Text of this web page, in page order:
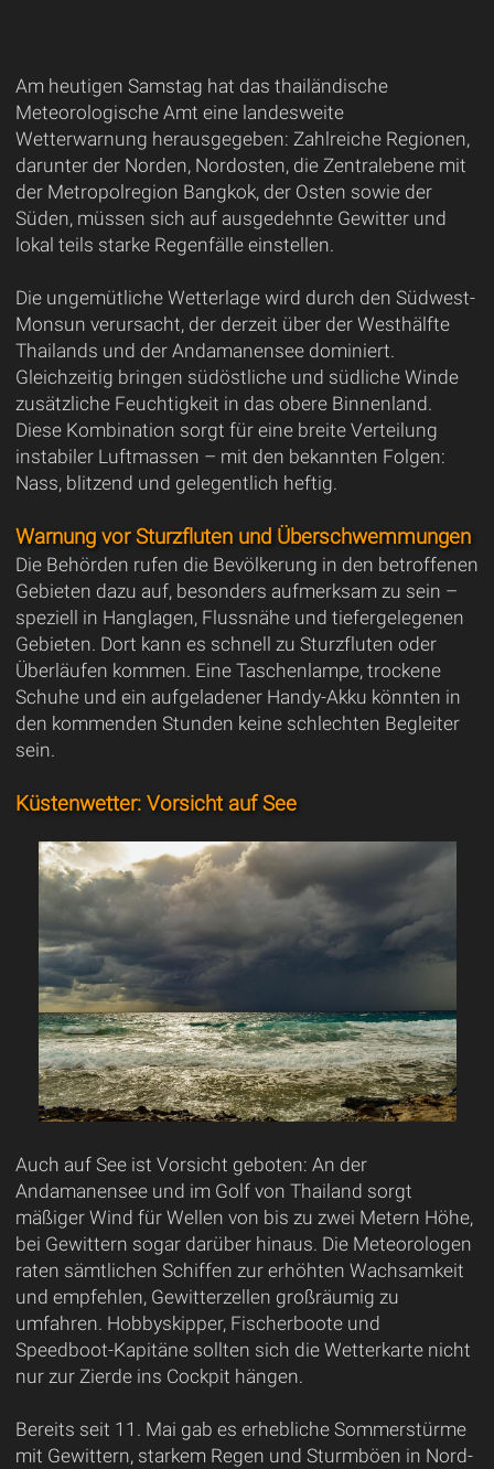
Am heutigen Samstag hat das thailändische
Meteorologische Amt eine landesweite
Wetterwarnung herausgegeben: Zahlreiche Regionen,
darunter der Norden, Nordosten, die Zentralebene mit
der Metropolregion Bangkok, der Osten sowie der
Süden, müssen sich auf ausgedehnte Gewitter und
lokal teils starke Regenfälle einstellen.
Die ungemütliche Wetterlage wird durch den Südwest-
Monsun verursacht, der derzeit über der Westhälfte
Thailands und der Andamanensee dominiert.
Gleichzeitig bringen südöstliche und südliche Winde
zusätzliche Feuchtigkeit in das obere Binnenland.
Diese Kombination sorgt für eine breite Verteilung
instabiler Luftmassen – mit den bekannten Folgen:
Nass, blitzend und gelegentlich heftig.
Warnung vor Sturzfluten und Überschwemmungen
Die Behörden rufen die Bevölkerung in den betroffenen
Gebieten dazu auf, besonders aufmerksam zu sein –
speziell in Hanglagen, Flussnähe und tiefergelegenen
Gebieten. Dort kann es schnell zu Sturzfluten oder
Überläufen kommen. Eine Taschenlampe, trockene
Schuhe und ein aufgeladener Handy-Akku könnten in
den kommenden Stunden keine schlechten Begleiter
sein.
Küstenwetter: Vorsicht auf See
Auch auf See ist Vorsicht geboten: An der
Andamanensee und im Golf von Thailand sorgt
mäßiger Wind für Wellen von bis zu zwei Metern Höhe,
bei Gewittern sogar darüber hinaus. Die Meteorologen
raten sämtlichen Schiffen zur erhöhten Wachsamkeit
und empfehlen, Gewitterzellen großräumig zu
umfahren. Hobbyskipper, Fischerboote und
Speedboot-Kapitäne sollten sich die Wetterkarte nicht
nur zur Zierde ins Cockpit hängen.
Bereits seit 11. Mai gab es erhebliche Sommerstürme
mit Gewittern, starkem Regen und Sturmböen in Nord-